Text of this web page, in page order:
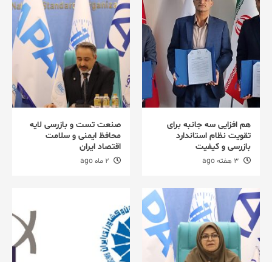
هم افزایی سه جانبه برای
تقویت نظام استاندارد
بازرسی و کیفیت
صنعت تست و بازرسی لایه
محافظ ایمنی و سلامت
اقتصاد ایران